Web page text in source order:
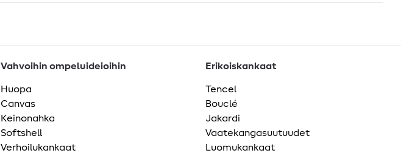
Vahvoihin ompeluideioihin
Huopa
Canvas
Keinonahka
Softshell
Verhoilukankaat
Erikoiskankaat
Tencel
Bouclé
Jakardi
Vaatekangasuutuudet
Luomukankaat